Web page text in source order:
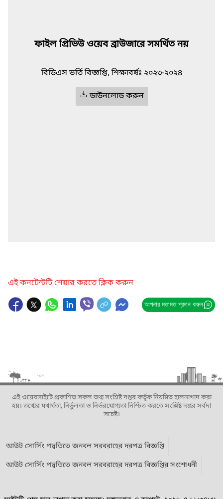
ফাইল প্রিভিউ ওয়েব ব্রাউজারে সমর্থিত নয়
বিডিএস ভর্তি বিজ্ঞপ্তি, শিক্ষাবর্ষঃ ২০২৩-২০২৪
ডাউনলোড করুন
এই কনটেন্টটি শেয়ার করতে ক্লিক করুন
আপনার মতামত প্রদান করুন
এই ওয়েবসাইটে প্রকাশিত সকল তথ্য সংশ্লিষ্ট দপ্তর কর্তৃক নিয়মিত হালনাগাদ করা
হয়। তথ্যের যথার্থতা, নির্ভুলতা ও নির্ভরযোগ্যতা নিশ্চিত করতে সংশ্লিষ্ট দপ্তর সর্বদা
সচেষ্ট।
আউট সোর্সিং পদ্বতিতে জনবল সরবরাহের দরপত্র বিজ্ঞপ্তি
আউট সোর্সিং পদ্বতিতে জনবল সরবরাহের দরপত্র বিজ্ঞপ্তির সংশোধনী